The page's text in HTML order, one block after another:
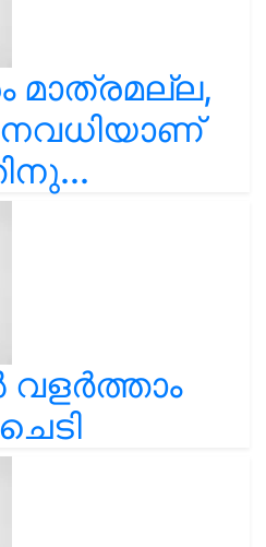
മാത്രമല്ല,